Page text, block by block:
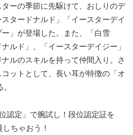
ーの季節に先駆けて、おしりのデ
タードナルド」「イースターデイ
」が登場した。また、「白雪
ルド」、「イースターデイジー」
ルのスキルを持って仲間入り。さ
ットとして、長い耳が特徴の「オ
認定」で腕試し！段位認定証を
ちゃおう！